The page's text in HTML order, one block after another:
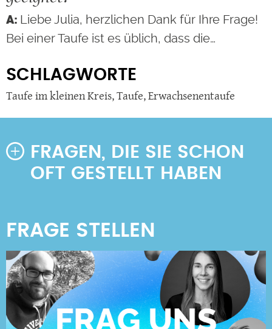
Liebe Julia, herzlichen Dank für Ihre Frage!
Bei einer Taufe ist es üblich, dass die…
SCHLAGWORTE
Taufe im kleinen Kreis,Taufe,Erwachsenentaufe
FRAGEN, DIE SIE SCHON
OFT GESTELLT HABEN